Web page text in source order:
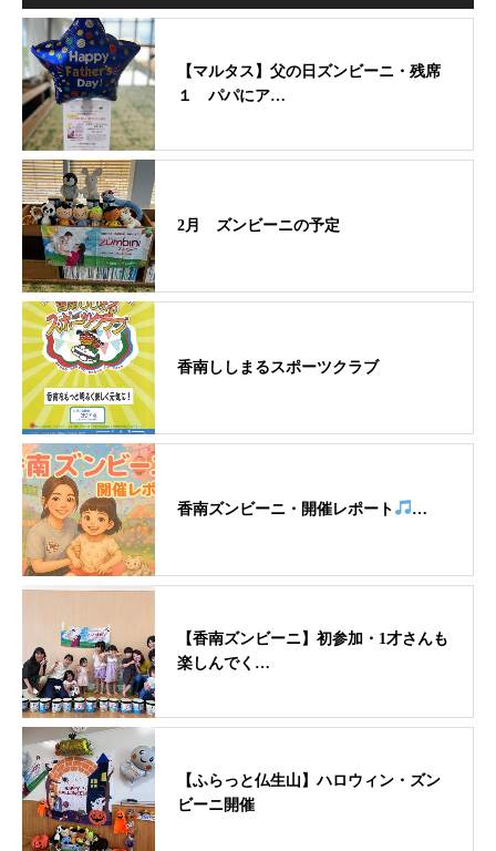
【マルタス】父の日ズンビーニ・残席
１ パパにア…
2月 ズンビーニの予定
香南ししまるスポーツクラブ
香南ズンビーニ・開催レポート …
【香南ズンビーニ】初参加・1才さんも
楽しんでく…
【ふらっと仏生山】ハロウィン・ズン
ビーニ開催